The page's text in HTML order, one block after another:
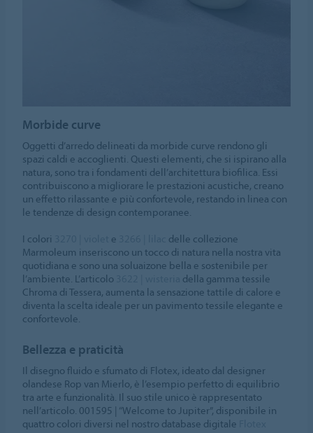
Morbide curve
Oggetti d’arredo delineati da morbide curve rendono gli
spazi caldi e accoglienti. Questi elementi, che si ispirano alla
natura, sono tra i fondamenti dell’architettura biofilica. Essi
contribuiscono a migliorare le prestazioni acustiche, creano
un effetto rilassante e più confortevole, restando in linea con
le tendenze di design contemporanee.
I colori
e
delle collezione
Marmoleum inseriscono un tocco di natura nella nostra vita
quotidiana e sono una soluaizone bella e sostenibile per
l’ambiente. L’articolo
della gamma tessile
Chroma di Tessera, aumenta la sensazione tattile di calore e
diventa la scelta ideale per un pavimento tessile elegante e
confortevole.
Bellezza e praticità
Il disegno fluido e sfumato di Flotex, ideato dal designer
olandese Rop van Mierlo, è l’esempio perfetto di equilibrio
tra arte e funzionalità. Il suo stile unico è rappresentato
nell’articolo. 001595 | “Welcome to Jupiter”, disponibile in
quattro colori diversi nel nostro database digitale